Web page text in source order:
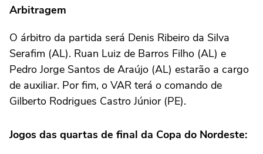
Arbitragem
O árbitro da partida será Denis Ribeiro da Silva
Serafim (AL). Ruan Luiz de Barros Filho (AL) e
Pedro Jorge Santos de Araújo (AL) estarão a cargo
de auxiliar. Por fim, o VAR terá o comando de
Gilberto Rodrigues Castro Júnior (PE).
Jogos das quartas de final da Copa do Nordeste: